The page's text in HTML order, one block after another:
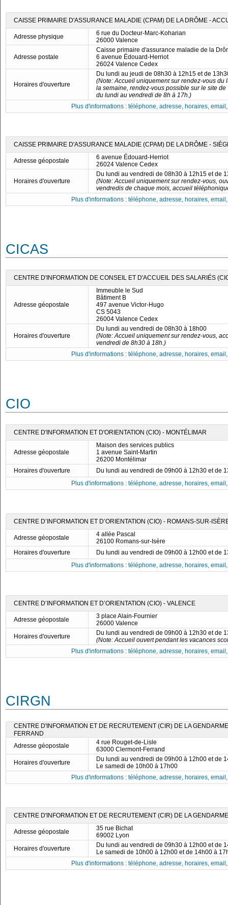
CAISSE PRIMAIRE D'ASSURANCE MALADIE (CPAM) DE LA DRÔME -
Adresse physique
6 rue du Docteur-Marc-Koharian
26000 Valence
Adresse postale
Caisse primaire d'assurance maladie de la
6 avenue Édouard-Herriot
26024 Valence Cedex
Horaires d'ouverture
Du lundi au jeudi de 08h30 à 12h15 et de
(Note: Accueil uniquement sur rendez-vous du
la semaine, rendez-vous possible sur le site
du lundi au vendredi de 8h à 17h.)
Plus d'informations : téléphone, adresse, horaires,
CAISSE PRIMAIRE D'ASSURANCE MALADIE (CPAM) DE LA DRÔME -
Adresse géopostale
6 avenue Édouard-Herriot
26024 Valence Cedex
Horaires d'ouverture
Du lundi au vendredi de 08h30 à 12h15 et de
(Note: Accueil uniquement sur rendez-vous,
vendredis de chaque mois, accueil
Plus d'informations : téléphone, adresse, horaires,
CICAS
CENTRE D'INFORMATION DE CONSEIL ET D'ACCUEIL DES SALARIÉS
Adresse géopostale
Immeuble le Sud
Bâtiment B
497 avenue Victor-Hugo
CS 5043
26004 Valence Cedex
Horaires d'ouverture
Du lundi au vendredi de 08h30 à 18h00
(Note: Accueil uniquement sur rendez-vous,
vendredi de 8h30 à 18h.)
Plus d'informations : téléphone, adresse, horaires,
CIO
CENTRE D'INFORMATION ET D'ORIENTATION (CIO) - MONTÉLIMAR
Adresse géopostale
Maison des services publics
1 avenue Saint-Martin
26200 Montélimar
Horaires d'ouverture
Du lundi au vendredi de 09h00 à 12h30 et de
Plus d'informations : téléphone, adresse, horaires,
CENTRE D’INFORMATION ET D’ORIENTATION (CIO) - ROMANS-SUR-
Adresse géopostale
4 allée Pascal
26100 Romans-sur-Isère
Horaires d'ouverture
Du lundi au vendredi de 09h00 à 12h00 et de
Plus d'informations : téléphone, adresse, horaires,
CENTRE D’INFORMATION ET D’ORIENTATION (CIO) - VALENCE
Adresse géopostale
3 place Alain-Fournier
26000 Valence
Horaires d'ouverture
Du lundi au vendredi de 09h00 à 12h30 et de
(Note: Accueil ouvert pendant les vacances
Plus d'informations : téléphone, adresse, horaires,
CIRGN
CENTRE D'INFORMATION ET DE RECRUTEMENT (CIR) DE LA
FERRAND
Adresse géopostale
4 rue Rouget-de-Lisle
63000 Clermont-Ferrand
Horaires d'ouverture
Du lundi au vendredi de 09h00 à 12h00 et de
Le samedi de 10h00 à 17h00
Plus d'informations : téléphone, adresse, horaires,
CENTRE D'INFORMATION ET DE RECRUTEMENT (CIR) DE LA
Adresse géopostale
35 rue Bichat
69002 Lyon
Horaires d'ouverture
Du lundi au vendredi de 09h30 à 12h00 et de
Le samedi de 10h00 à 12h00 et de 14h00 à
Plus d'informations : téléphone, adresse, horaires,